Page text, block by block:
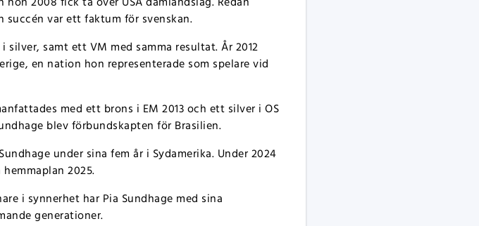
var ett faktum för svenskan.
samt ett VM med samma resultat. År 2012
en nation hon representerade som spelare vid
med ett brons i EM 2013 och ett silver i OS
blev förbundskapten för Brasilien.
under sina fem år i Sydamerika. Under 2024
2025.
i synnerhet har Pia Sundhage med sina
generationer.